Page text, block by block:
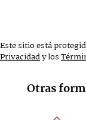
Este sitio está
Privacidady los
Otras